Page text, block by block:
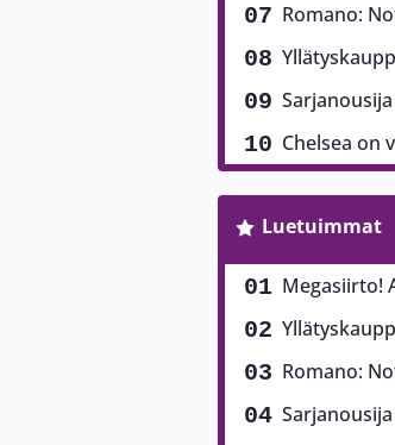
Romano:
Chelsea on
Luetuimmat
Megasiirto!
Romano: